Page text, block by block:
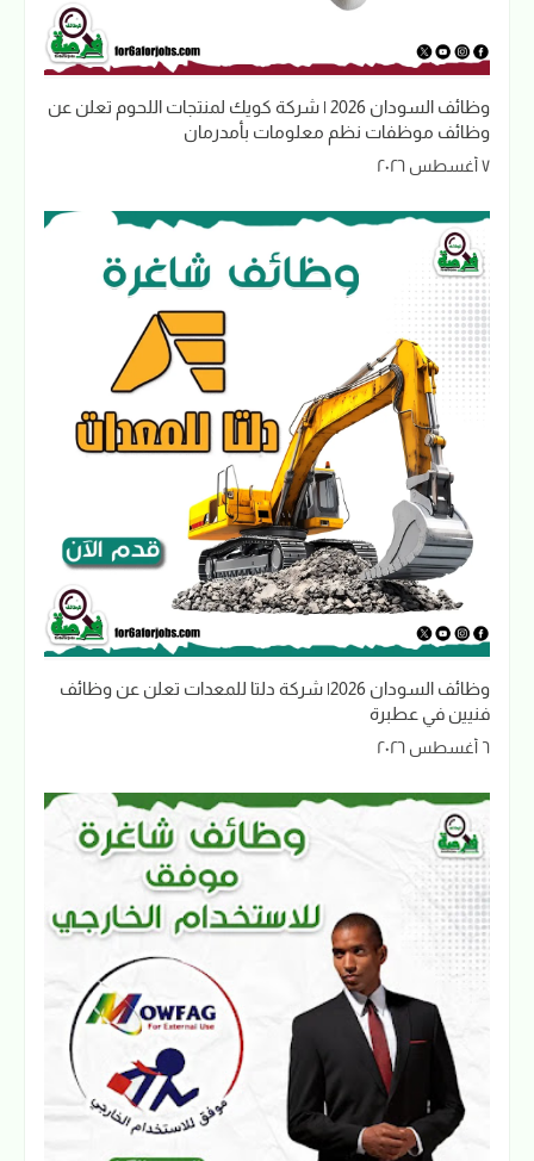
وظائف السودان 2026 | شركة كويك لمنتجات اللحوم تعلن عن
وظائف موظفات نظم معلومات بأمدرمان
٧ أغسطس ٢٠٢٦
وظائف السودان 2026| شركة دلتا للمعدات تعلن عن وظائف
فنيين في عطبرة
٦ أغسطس ٢٠٢٦